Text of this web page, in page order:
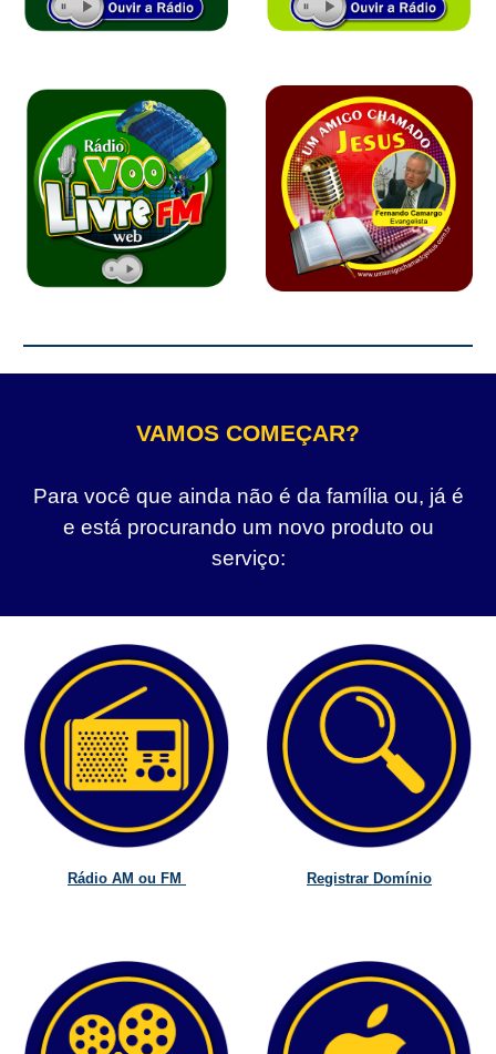
VAMOS COMEÇAR?
Para você que ainda não é da família ou, já é
e está procurando um novo produto ou
serviço:
Rádio AM ou FM Registrar Domínio